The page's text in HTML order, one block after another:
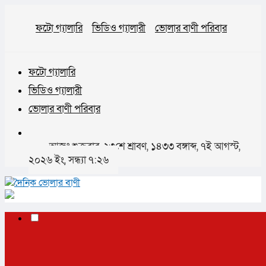
ফটো গ্যালারি ভিডিও গ্যালারী ভোলার বাণী পরিবার
ফটো গ্যালারি
ভিডিও গ্যালারী
ভোলার বাণী পরিবার
আজঃ শুক্রবার, ২৩শে শ্রাবণ, ১৪৩৩ বঙ্গাব্দ, ৭ই আগস্ট,
২০২৬ ইং, সন্ধ্যা ৭:২৬
✕